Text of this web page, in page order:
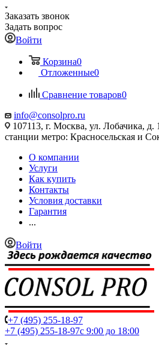
Заказать звонок
Задать вопрос
Войти
Корзина0
Отложенные0
Сравнение товаров0
info@consolpro.ru
107113, г. Москва, ул. Лобачика,
станции метро: Красносельская и
О компании
Услуги
Как купить
Контакты
Условия доставки
Гарантия
...
Войти
+7 (495) 255-18-97
+7 (495) 255-18-97с 9:00 до 18:00